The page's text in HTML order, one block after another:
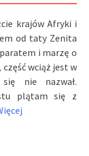
krajów Afryki i
od taty Zenita
i marzę o
wciąż jest w
nie nazwał.
plątam się z